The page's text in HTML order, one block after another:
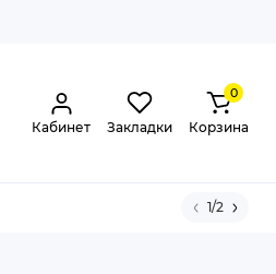
Кабинет Закладки
0
Корзина
1/2